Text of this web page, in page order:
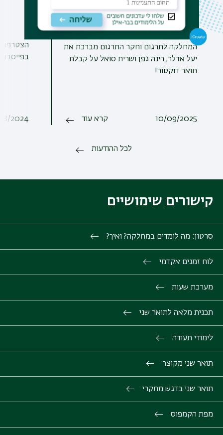
המחלקה לתרגום וחקר התרגום מברכת את
יעל אדלר, רינה גפן ושרית סואל על קבלת
תואר דוקטור!
10/09/2025 קרא עוד
הצטרפו
2024
לכל ההודעות
קישורים שימושיים
סרטון: מה לומדים במחלקה? ואיך?
לוח זמנים אקדמי
מערכת שעות
תכנית מלאה לתואר שני
לימודי תעודה
תואר שני מקוצר
תואר שני בדגש מחקרי
מפת הקמפוס